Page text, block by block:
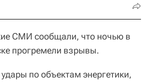
СМИ сообщали, что ночью в
прогремели взрывы.
по объектам энергетики,